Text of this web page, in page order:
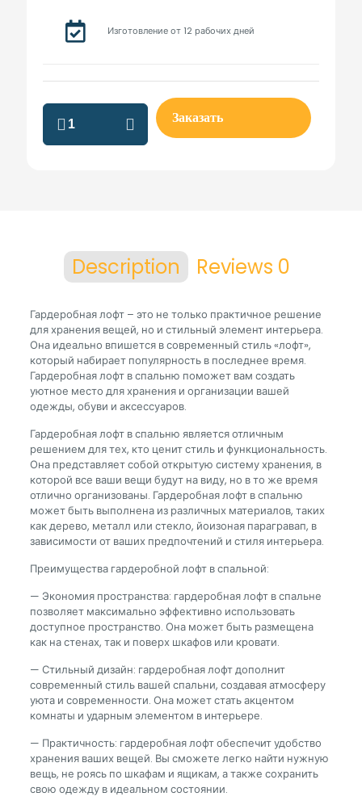
Изготовление от 12 рабочих дней
Гардеробная
спальне
Заказать
Description Reviews 0
Гардеробная лофт – это не только практичное решение
для хранения вещей, но и стильный элемент интерьера.
Она идеально впишется в современный стиль «лофт»,
который набирает популярность в последнее время.
Гардеробная лофт в спальню поможет вам создать
уютное место для хранения и организации вашей
одежды, обуви и аксессуаров.
Гардеробная лофт в спальню является отличным
решением для тех, кто ценит стиль и функциональность.
Она представляет собой открытую систему хранения, в
которой все ваши вещи будут на виду, но в то же время
отлично организованы. Гардеробная лофт в спальню
может быть выполнена из различных материалов, таких
как дерево, металл или стекло, йоизоная парагравап, в
зависимости от ваших предпочтений и стиля интерьера.
Преимущества гардеробной лофт в спальной:
— Экономия пространства: гардеробная лофт в спальне
позволяет максимально эффективно использовать
доступное пространство. Она может быть размещена
как на стенах, так и поверх шкафов или кровати.
— Стильный дизайн: гардеробная лофт дополнит
современный стиль вашей спальни, создавая атмосферу
уюта и современности. Она может стать акцентом
комнаты и ударным элементом в интерьере.
— Практичность: гардеробная лофт обеспечит удобство
хранения ваших вещей. Вы сможете легко найти нужную
вещь, не роясь по шкафам и ящикам, а также сохранить
свою одежду в идеальном состоянии.